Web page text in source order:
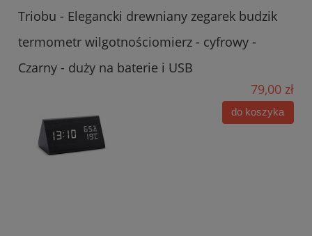
Triobu - Elegancki drewniany zegarek budzik
termometr wilgotnościomierz - cyfrowy -
Czarny - duży na baterie i USB
79,00 zł
do koszyka